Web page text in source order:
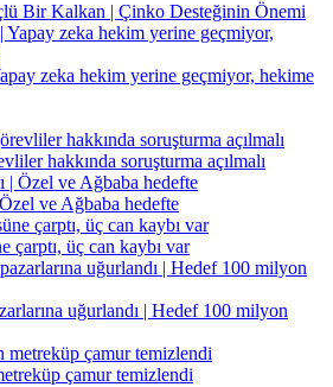
Bir Kalkan | Çinko Desteğinin Önemi
zeka hekim yerine geçmiyor, hekime
hakkında soruşturma açılmalı
ve Ağbaba hedefte
üç can kaybı var
uğurlandı | Hedef 100 milyon
çamur temizlendi